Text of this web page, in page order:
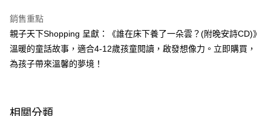
消。如遇「轉專審核」未通過狀況，表示未達大哥付你分期系統評分，恕無
法說明評估內容。
1.分期款項不併入電信帳單，「大哥付你分期」於每月結算日後寄送繳費提
醒簡訊。
【注意事項】
１．簡單：不需註冊會員、不需綁卡、不需儲值。
２．便利：只要手機號碼，簡訊認證，即可結帳。
３．安心：先確認商品／服務後，再付款。
１．於結帳方式選擇「AFTEE先享後付」後，將跳轉至「AFTEE先享後付」
ATM／網路銀行／等多元方式進行付款，方視為交易完成。
運送方式
付款後全家取貨｜8/8-8/14運費優惠，結帳滿499即享免運。
每筆NT$70，滿NT$499(含以上)免運費
銷售重點
親子天下Shopping 呈獻：《誰在床下養了一朵雲？(附晚安詩CD)》
溫暖的童話故事，適合4-12歲孩童閱讀，啟發想像力。立即購買，
為孩子帶來溫馨的夢境！
相關分類